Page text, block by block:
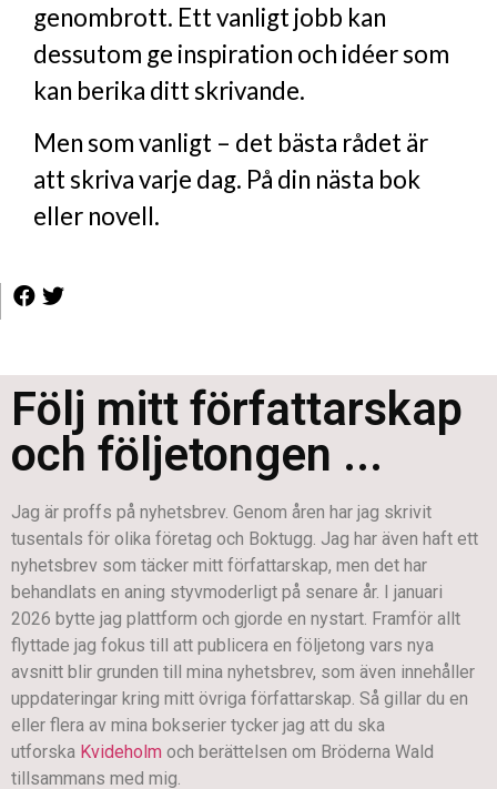
genombrott. Ett vanligt jobb kan
dessutom ge inspiration och idéer som
kan berika ditt skrivande.
Men som vanligt – det bästa rådet är
att skriva varje dag. På din nästa bok
eller novell.
Följ mitt författarskap
och följetongen ...
Jag är proffs på nyhetsbrev. Genom åren har jag skrivit
tusentals för olika företag och Boktugg. Jag har även haft ett
nyhetsbrev som täcker mitt författarskap, men det har
behandlats en aning styvmoderligt på senare år. I januari
2026 bytte jag plattform och gjorde en nystart. Framför allt
flyttade jag fokus till att publicera en följetong vars nya
avsnitt blir grunden till mina nyhetsbrev, som även innehåller
uppdateringar kring mitt övriga författarskap. Så gillar du en
eller flera av mina bokserier tycker jag att du ska
utforska Kvideholm och berättelsen om Bröderna Wald
tillsammans med mig.